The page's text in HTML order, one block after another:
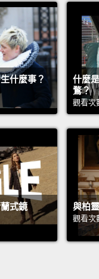
什麼事？
什麼
鶩？
觀看次
式鏡
與柏
觀看次